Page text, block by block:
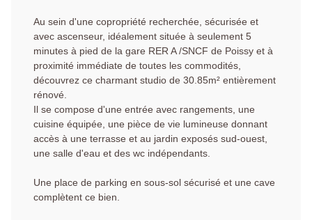
Au sein d'une copropriété recherchée, sécurisée et
avec ascenseur, idéalement située à seulement 5
minutes à pied de la gare RER A /SNCF de Poissy et à
proximité immédiate de toutes les commodités,
découvrez ce charmant studio de 30.85m² entièrement
rénové.
Il se compose d'une entrée avec rangements, une
cuisine équipée, une pièce de vie lumineuse donnant
accès à une terrasse et au jardin exposés sud-ouest,
une salle d'eau et des wc indépendants.
Une place de parking en sous-sol sécurisé et une cave
complètent ce bien.